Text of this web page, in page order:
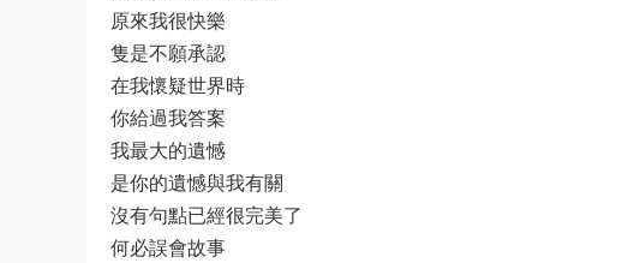
原來我很快樂
隻是不願承認
在我懷疑世界時
你給過我答案
我最大的遺憾
是你的遺憾與我有關
沒有句點已經很完美了
何必誤會故事